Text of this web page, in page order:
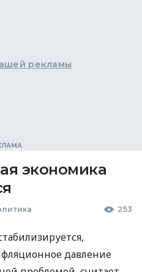
рекламы
экономика
253
давление